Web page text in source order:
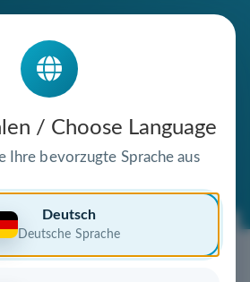
/ Choose Language
Ihre bevorzugte Sprache aus
Deutsch
Deutsche Sprache